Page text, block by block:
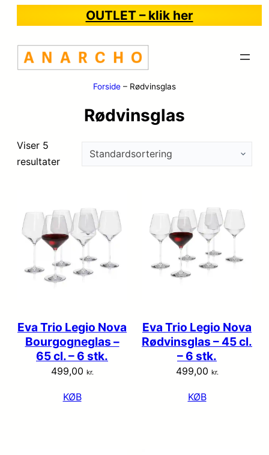
OUTLET – klik her
Forside – Rødvinsglas
Rødvinsglas
Viser 5
resultater
Eva Trio Legio Nova
Bourgogneglas –
65 cl. – 6 stk.
499,00 kr.
KØB
Eva Trio Legio Nova
Rødvinsglas – 45 cl.
– 6 stk.
499,00 kr.
KØB